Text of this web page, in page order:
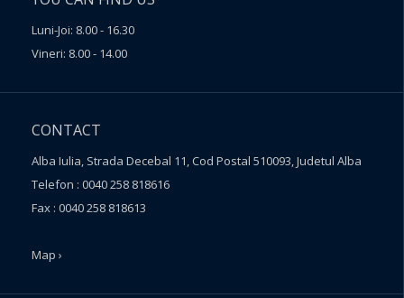
Luni-Joi: 8.00 - 16.30
Vineri: 8.00 - 14.00
CONTACT
Alba Iulia, Strada Decebal 11, Cod Postal 510093, Judetul Alba
Telefon : 0040 258 818616
Fax : 0040 258 818613
Map ›